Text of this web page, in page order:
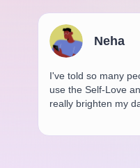
Neha
I've told so many
use the Self-Love
really brighten my